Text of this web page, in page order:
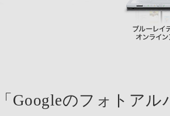
「Googleのフォトアル